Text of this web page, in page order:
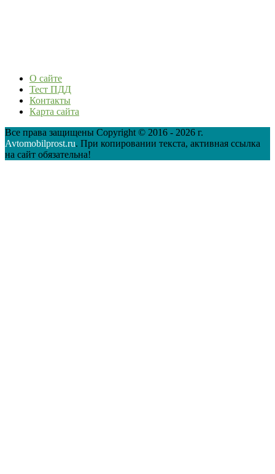
О сайте
Тест ПДД
Контакты
Карта сайта
Все права защищены Copyright © 2016 - 2026 г.
Avtomobilprost.ru. При копировании текста, активная ссылка
на сайт обязательна!